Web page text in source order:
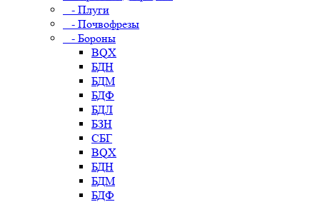
- Плуги
- Почвофрезы
- Бороны
BQX
БДН
БДМ
БДФ
БДЛ
БЗН
СБГ
BQX
БДН
БДМ
БДФ